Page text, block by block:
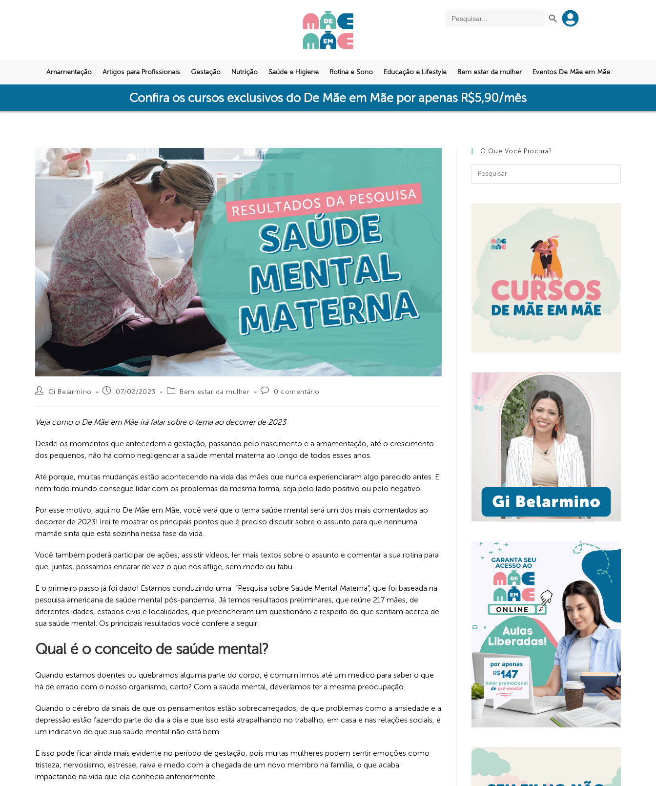
for:
SEARCH BUTTON
Amamentação Artigos para Profissionais Gestação Nutrição Saúde e Higiene Rotina e Sono Educação e Lifestyle Bem estar da mulher Eventos De Mãe em Mãe
Confira os cursos exclusivos do De Mãe em Mãe por apenas R$5,90/mês
Gi Belarmino 07/02/2023 Bem estar da mulher 0 comentário
Veja como o De Mãe em Mãe irá falar sobre o tema ao decorrer de 2023
Desde os momentos que antecedem a gestação, passando pelo nascimento e a amamentação, até o crescimento
dos pequenos, não há como negligenciar a saúde mental materna ao longo de todos esses anos.
Até porque, muitas mudanças estão acontecendo na vida das mães que nunca experienciaram algo parecido antes. E
nem todo mundo consegue lidar com os problemas da mesma forma, seja pelo lado positivo ou pelo negativo.
Por esse motivo, aqui no De Mãe em Mãe, você verá que o tema saúde mental será um dos mais comentados ao
decorrer de 2023! Irei te mostrar os principais pontos que é preciso discutir sobre o assunto para que nenhuma
mamãe sinta que está sozinha nessa fase da vida.
Você também poderá participar de ações, assistir vídeos, ler mais textos sobre o assunto e comentar a sua rotina para
que, juntas, possamos encarar de vez o que nos aflige, sem medo ou tabu.
E o primeiro passo já foi dado! Estamos conduzindo uma “Pesquisa sobre Saúde Mental Materna”, que foi baseada na
pesquisa americana de saúde mental pós-pandemia. Já temos resultados preliminares, que reúne 217 mães, de
diferentes idades, estados civis e localidades, que preencheram um questionário a respeito do que sentiam acerca de
sua saúde mental. Os principais resultados você confere a seguir:
Qual é o conceito de saúde mental?
Quando estamos doentes ou quebramos alguma parte do corpo, é comum irmos até um médico para saber o que
há de errado com o nosso organismo, certo? Com a saúde mental, deveríamos ter a mesma preocupação.
Quando o cérebro dá sinais de que os pensamentos estão sobrecarregados, de que problemas como a ansiedade e a
depressão estão fazendo parte do dia a dia e que isso está atrapalhando no trabalho, em casa e nas relações sociais, é
um indicativo de que sua saúde mental não está bem.
E isso pode ficar ainda mais evidente no período de gestação, pois muitas mulheres podem sentir emoções como
tristeza, nervosismo, estresse, raiva e medo com a chegada de um novo membro na família, o que acaba
impactando na vida que ela conhecia anteriormente.
O Que Você Procura?